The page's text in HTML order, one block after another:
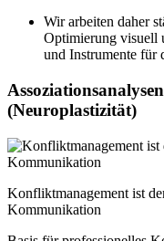
Wir arbeiten daher
Optimierung visuell
und Instrumente für
(Neuroplastizität)
Konfliktmanagement ist
Kommunikation